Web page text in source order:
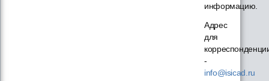
информацию.
Адрес
для
-
info@isicad.ru